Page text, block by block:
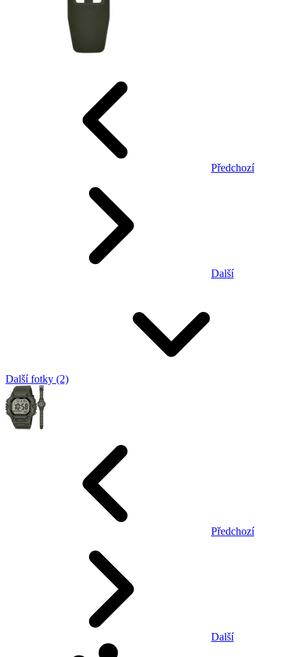
Předchozí
Další
Další fotky (2)
Předchozí
Další